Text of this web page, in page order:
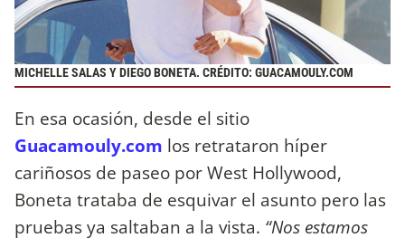
MICHELLE SALAS Y DIEGO BONETA. CRÉDITO: GUACAMOULY.COM
En esa ocasión, desde el sitio
Guacamouly.com los retrataron híper
cariñosos de paseo por West Hollywood,
Boneta trataba de esquivar el asunto pero las
pruebas ya saltaban a la vista. “Nos estamos